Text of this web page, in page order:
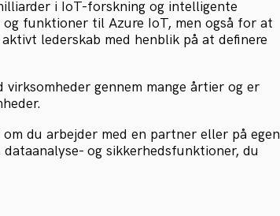
i IoT-forskning og intelligente
funktioner til Azure IoT, men også for at
lederskab med henblik på at definere
gennem mange årtier og er
du arbejder med en partner eller på egen
og sikkerhedsfunktioner, du